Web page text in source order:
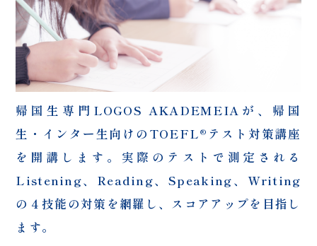
帰国生専門LOGOS AKADEMEIAが、帰国
生・インター生向けのTOEFL®テスト対策講座
を開講します。実際のテストで測定される
Listening、Reading、Speaking、Writing
の４技能の対策を網羅し、スコアアップを目指し
ます。